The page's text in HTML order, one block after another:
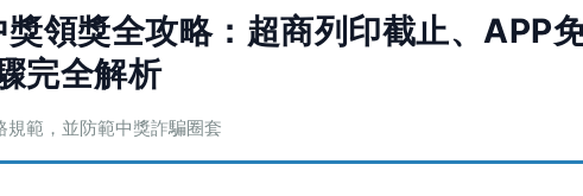
領獎全攻略：超商列印截止、APP
完全解析
範，並防範中獎詐騙圈套